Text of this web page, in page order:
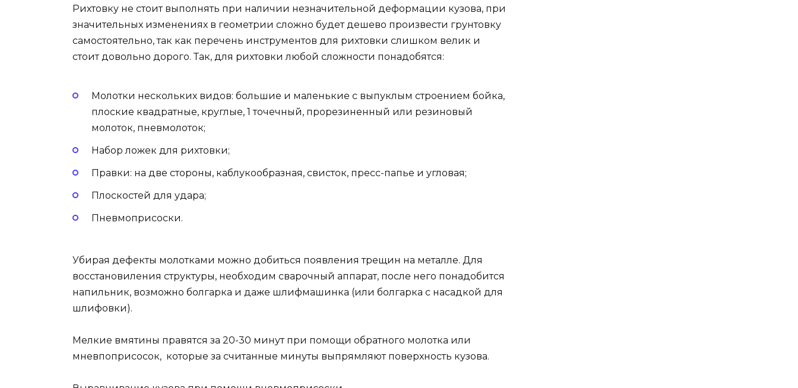
Рихтовку не стоит выполнять при наличии незначительной деформации кузова, при
значительных изменениях в геометрии сложно будет дешево произвести грунтовку
самостоятельно, так как перечень инструментов для рихтовки слишком велик и
стоит довольно дорого. Так, для рихтовки любой сложности понадобятся:
Молотки нескольких видов: большие и маленькие с выпуклым строением бойка,
плоские квадратные, круглые, 1 точечный, прорезиненный или резиновый
молоток, пневмолоток;
Набор ложек для рихтовки;
Правки: на две стороны, каблукообразная, свисток, пресс-папье и угловая;
Плоскостей для удара;
Пневмоприсоски.
Убирая дефекты молотками можно добиться появления трещин на металле. Для
восстановиления структуры, необходим сварочный аппарат, после него понадобится
напильник, возможно болгарка и даже шлифмашинка (или болгарка с насадкой для
шлифовки).
Мелкие вмятины правятся за 20-30 минут при помощи обратного молотка или
мневпоприсосок, которые за считанные минуты выпрямляют поверхность кузова.